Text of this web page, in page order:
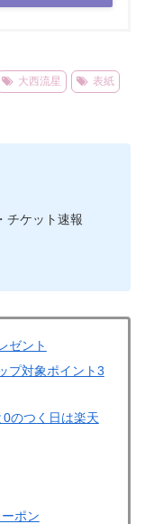
大西流星 表紙
チケット速報
ゼント
プ対象ポイント3
0のつく日は楽天
ポン